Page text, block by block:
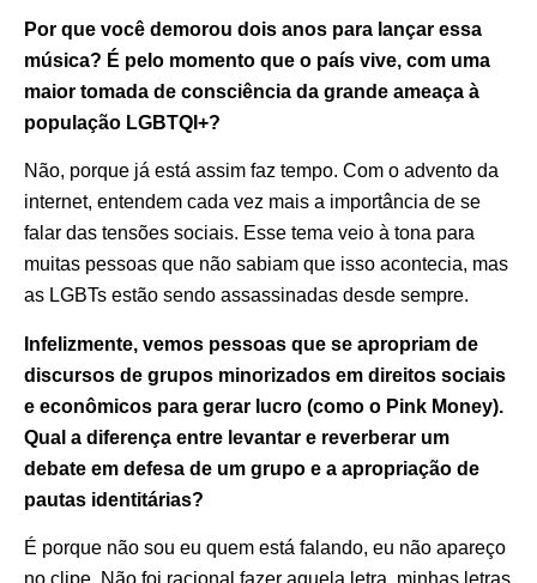
Por que você demorou dois anos para lançar essa
música? É pelo momento que o país vive, com uma
maior tomada de consciência da grande ameaça à
população LGBTQI+?
Não, porque já está assim faz tempo. Com o advento da
internet, entendem cada vez mais a importância de se
falar das tensões sociais. Esse tema veio à tona para
muitas pessoas que não sabiam que isso acontecia, mas
as LGBTs estão sendo assassinadas desde sempre.
Infelizmente, vemos pessoas que se apropriam de
discursos de grupos minorizados em direitos sociais
e econômicos para gerar lucro (como o Pink Money).
Qual a diferença entre levantar e reverberar um
debate em defesa de um grupo e a apropriação de
pautas identitárias?
É porque não sou eu quem está falando, eu não apareço